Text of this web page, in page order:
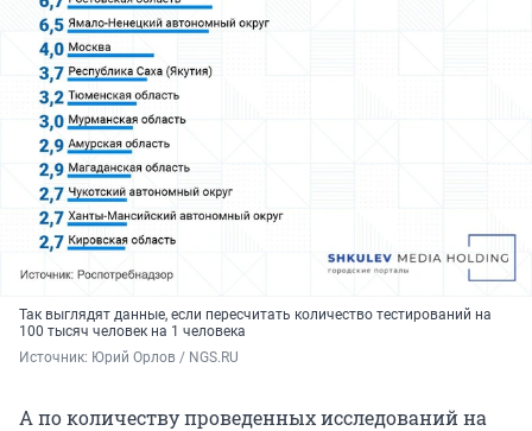
Так выглядят данные, если пересчитать количество тестирований на
100 тысяч человек на 1 человека
Источник: Юрий Орлов / NGS.RU
А по количеству проведенных исследований на